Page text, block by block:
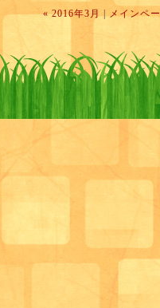
何回も書いている気がしますが
身体づくりからやり直したいと
ても、サロンをご利用いただく
っともっと増やす事！！
いハイクオリティーなデイサー
はなかなか参加できていなかっ
やしていけるよう頑張っていき
« 2016年3月 | メインペ